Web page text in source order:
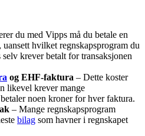
du med Vipps må du betale en
hvilket regnskapsprogram du
krever betalt for transaksjonen
og EHF-faktura – Dette koster
likevel krever mange
noen kroner for hver faktura.
– Mange regnskapsprogram
bilag som havner i regnskapet